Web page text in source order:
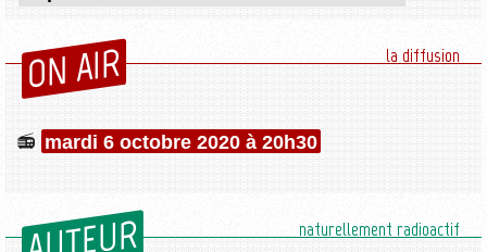
ON AIR la diffusion
mardi 6 octobre 2020 à 20h30
naturellement radioactif